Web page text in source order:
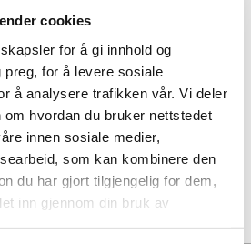
cookies
for å gi innhold og
preg, for å levere sosiale
å analysere trafikken vår. Vi deler
hvordan du bruker nettstedet
innen sosiale medier,
som kan kombinere den
du har gjort tilgjengelig for dem,
inn gjennom din bruk av
har den klassiske ballerina-
og en justerbar spennereim over
passform hele dagen. Lekre og
Ballerinaen blir garantert en